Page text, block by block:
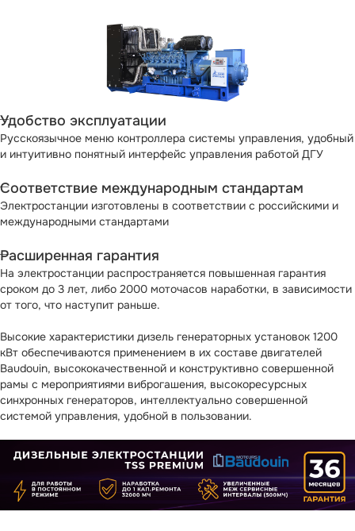
Удобство эксплуатации
Русскоязычное меню контроллера системы управления, удобный
и интуитивно понятный интерфейс управления работой ДГУ
Соответствие международным стандартам
Электростанции изготовлены в соответствии с российскими и
международными стандартами
Расширенная гарантия
На электростанции распространяется повышенная гарантия
сроком до 3 лет, либо 2000 моточасов наработки, в зависимости
от того, что наступит раньше.
Высокие характеристики дизель генераторных установок 1200
кВт обеспечиваются применением в их составе двигателей
Baudouin, высококачественной и конструктивно совершенной
рамы с мероприятиями виброгашения, высокоресурсных
синхронных генераторов, интеллектуально совершенной
системой управления, удобной в пользовании.